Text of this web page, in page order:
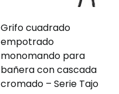
Grifo cuadrado
empotrado
monomando para
bañera con cascada
cromado – Serie Tajo